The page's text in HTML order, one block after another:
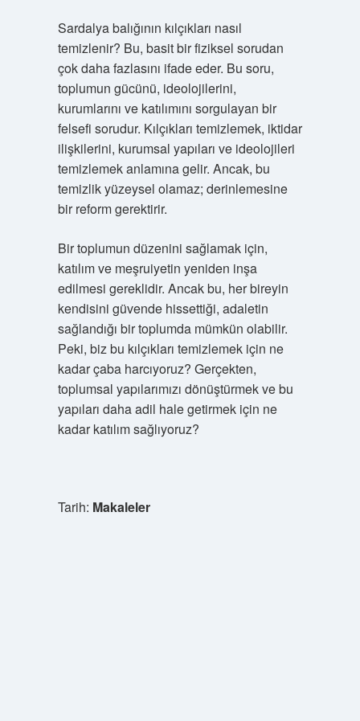
Sardalya balığının kılçıkları nasıl
temizlenir? Bu, basit bir fiziksel sorudan
çok daha fazlasını ifade eder. Bu soru,
toplumun gücünü, ideolojilerini,
kurumlarını ve katılımını sorgulayan bir
felsefi sorudur. Kılçıkları temizlemek, iktidar
ilişkilerini, kurumsal yapıları ve ideolojileri
temizlemek anlamına gelir. Ancak, bu
temizlik yüzeysel olamaz; derinlemesine
bir reform gerektirir.
Bir toplumun düzenini sağlamak için,
katılım ve meşruiyetin yeniden inşa
edilmesi gereklidir. Ancak bu, her bireyin
kendisini güvende hissettiği, adaletin
sağlandığı bir toplumda mümkün olabilir.
Peki, biz bu kılçıkları temizlemek için ne
kadar çaba harcıyoruz? Gerçekten,
toplumsal yapılarımızı dönüştürmek ve bu
yapıları daha adil hale getirmek için ne
kadar katılım sağlıyoruz?
Tarih: Makaleler